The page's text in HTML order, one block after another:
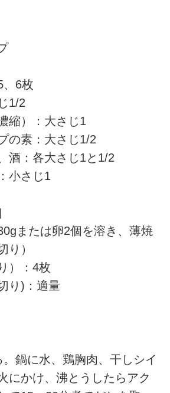
、6枚
1/2
縮）：大さじ1
の素：大さじ1/2
酒：各大さじ1と1/2
小さじ1
または卵2個を溶き、薄焼
り）
）：4枚
り)：適量
。鍋に水、鶏胸肉、干しシイ
にかけ、沸とうしたらアク